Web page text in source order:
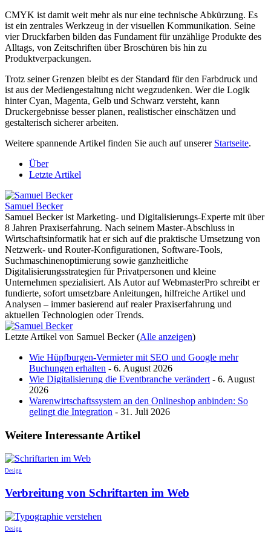
CMYK ist damit weit mehr als nur eine technische Abkürzung. Es
ist ein zentrales Werkzeug in der visuellen Kommunikation. Seine
vier Druckfarben bilden das Fundament für unzählige Produkte des
Alltags, von Zeitschriften über Broschüren bis hin zu
Produktverpackungen.
Trotz seiner Grenzen bleibt es der Standard für den Farbdruck und
ist aus der Mediengestaltung nicht wegzudenken. Wer die Logik
hinter Cyan, Magenta, Gelb und Schwarz versteht, kann
Druckergebnisse besser planen, realistischer einschätzen und
gestalterisch sicherer arbeiten.
Weitere spannende Artikel finden Sie auch auf unserer Startseite.
Über
Letzte Artikel
Samuel Becker
Samuel Becker ist Marketing- und Digitalisierungs-Experte mit über
8 Jahren Praxiserfahrung. Nach seinem Master-Abschluss in
Wirtschaftsinformatik hat er sich auf die praktische Umsetzung von
Netzwerk- und Router-Konfigurationen, Software-Tools,
Suchmaschinenoptimierung sowie ganzheitliche
Digitalisierungsstrategien für Privatpersonen und kleine
Unternehmen spezialisiert. Als Autor auf WebmasterPro schreibt er
fundierte, sofort umsetzbare Anleitungen, hilfreiche Artikel und
Analysen – immer basierend auf realer Praxiserfahrung und
aktuellen Technologien oder Trends.
Letzte Artikel von Samuel Becker(Alle anzeigen)
Wie Hüpfburgen-Vermieter mit SEO und Google mehr
Buchungen erhalten - 6. August 2026
Wie Digitalisierung die Eventbranche verändert - 6. August
2026
Warenwirtschaftssystem an den Onlineshop anbinden: So
gelingt die Integration - 31. Juli 2026
Weitere Interessante Artikel
Design
Verbreitung von Schriftarten im Web
Design